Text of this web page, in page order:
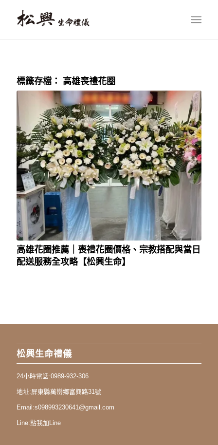
標籤存檔： 高雄喪禮花圈
高雄花圈推薦｜喪禮花圈價格、宗教搭配與當日
配送服務全攻略【松興生命】
松興生命禮儀
24小時電話:0989-932-306
地址:屏東縣萬巒鄉富興路31號
Email:s098993230641@gmail.com
Line:點我加Line